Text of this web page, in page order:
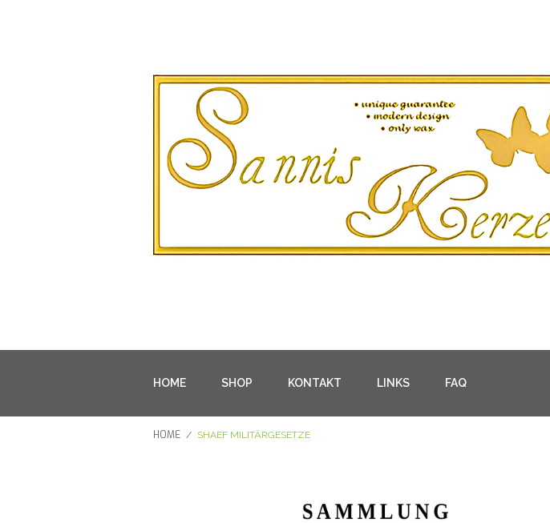
HOME SHOP KONTAKT LINKS FAQ
HOME / SHAEF MILITÄRGESETZE